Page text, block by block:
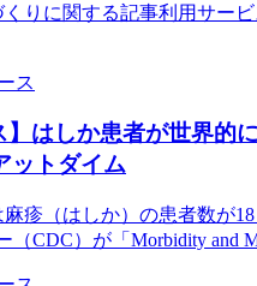
りに関する記事利用サー
ス
】はしか患者が世界的
ットダイム
麻疹（はしか）の患者数が
CDC）が「Morbidity and